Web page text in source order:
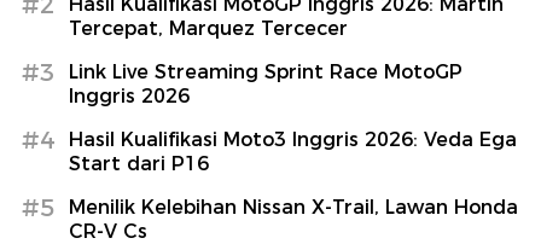
Tercepat, Marquez Tercecer
#3
Link Live Streaming Sprint Race MotoGP
Inggris 2026
#4
Hasil Kualifikasi Moto3 Inggris 2026: Veda Ega
Start dari P16
#5
Menilik Kelebihan Nissan X-Trail, Lawan Honda
CR-V Cs